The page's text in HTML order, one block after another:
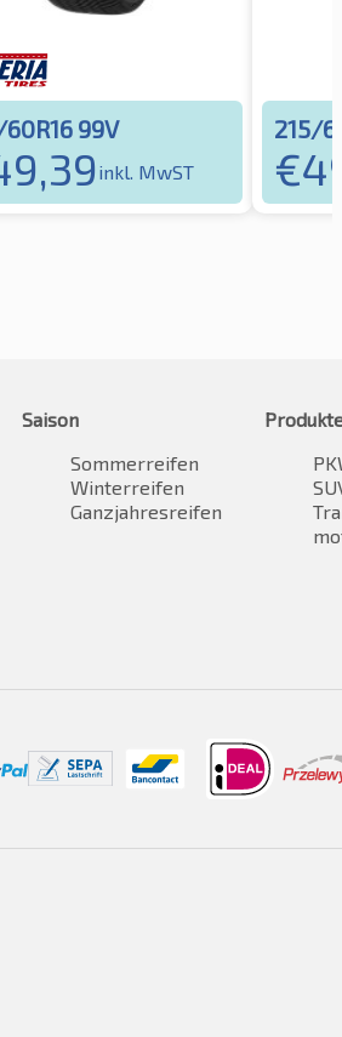
99V
inkl. MwST
215/
€
Saison
Sommerreifen
Winterreifen
Ganzjahresreifen